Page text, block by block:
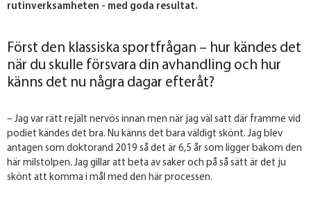
rutinverksamheten - med goda resultat.
Först den klassiska sportfrågan – hur kändes det
när du skulle försvara din avhandling och hur
känns det nu några dagar efteråt?
– Jag var rätt rejält nervös innan men när jag väl satt där framme vid
podiet kändes det bra. Nu känns det bara väldigt skönt. Jag blev
antagen som doktorand 2019 så det är 6,5 år som ligger bakom den
här milstolpen. Jag gillar att beta av saker och på så sätt är det ju
skönt att komma i mål med den här processen.